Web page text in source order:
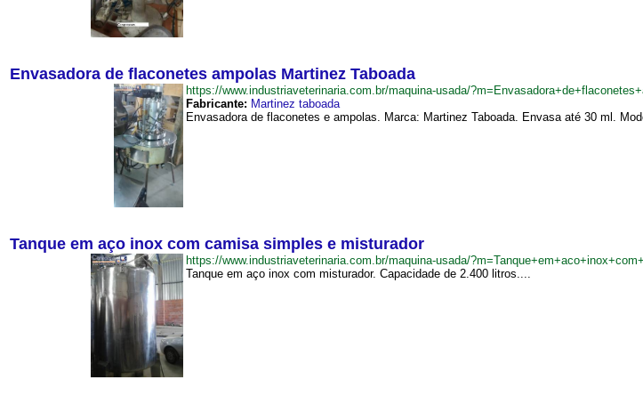
Envasadora de flaconetes ampolas Martinez Taboada
https://www.industriaveterinaria.com.br/maquina-usada/
Fabricante: Martinez taboada
Envasadora de flaconetes e ampolas. Marca: Martinez Taboada. Envasa até 30 ml.
Tanque em aço inox com camisa simples e misturador
https://www.industriaveterinaria.com.br/maquina-usada/
Tanque em aço inox com misturador. Capacidade de 2.400 litros....